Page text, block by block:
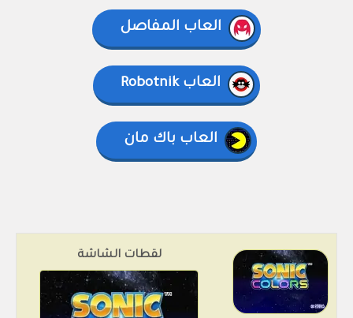
العاب المفاصل
العاب Robotnik
العاب باك مان
لقطات الشاشة